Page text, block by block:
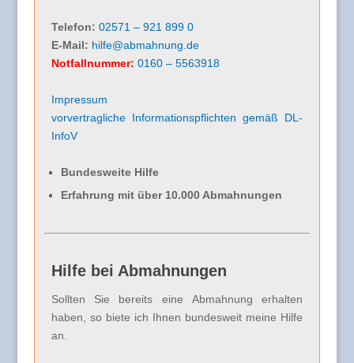
Telefon: 02571 – 921 899 0
E-Mail: hilfe@abmahnung.de
Notfallnummer: 0160 – 5563918
Impressum
vorvertragliche Informationspflichten gemäß DL-
InfoV
Bundesweite Hilfe
Erfahrung mit über 10.000 Abmahnungen
Hilfe bei Abmahnungen
Sollten Sie bereits eine Abmahnung erhalten
haben, so biete ich Ihnen bundesweit meine Hilfe
an.